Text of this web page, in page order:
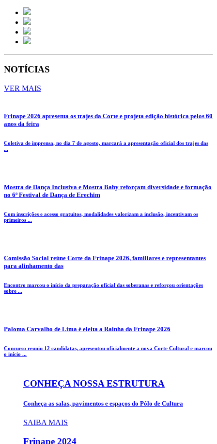
NOTÍCIAS
VER MAIS
Frinape 2026 apresenta os trajes da Corte e projeta edição histórica pelos 60
anos da feira
Coletiva de imprensa, no dia 7 de agosto, marcará a apresentação oficial dos trajes das
...
Mostra de Dança Inclusiva e Mostra Baby reforçam diversidade e formação
no 6º Festival de Dança de Erechim
Com inscrições e acesso gratuitos, modalidades valorizam a inclusão, incentivam os
primeiros ...
Comissão Social reúne Corte da Frinape 2026, familiares e representantes
para alinhamento das
Encontro marcou o início da preparação oficial das soberanas e reforçou orientações
sobre ...
Paloma Carvalho de Lima é eleita a Rainha da Frinape 2026
Concurso reuniu 12 candidatas, apresentou oficialmente a nova Corte Cultural e marcou
o início ...
CONHEÇA NOSSA ESTRUTURA
Conheça as salas, pavimentos e espaços do Pólo de Cultura
SAIBA MAIS
Frinape 2024